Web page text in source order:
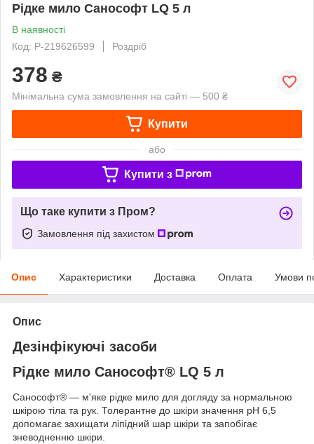
Рідке мило Санософт LQ 5 л
В наявності
Код: P-219626599
Роздріб
378 ₴
Мінімальна сума замовлення на сайті — 500 ₴
Купити
або
Купити з
Що таке купити з Пром?
Замовлення під захистом
Опис Характеристики Доставка Оплата Умови
Опис
Дезінфікуючі засоби
Рідке мило Санософт® LQ 5 л
Санософт® ― м'яке рідке мило для догляду за нормальною
шкірою тіла та рук. Толерантне до шкіри значення рН 6,5
допомагає захищати ліпідний шар шкіри та запобігає
зневодненню шкіри.